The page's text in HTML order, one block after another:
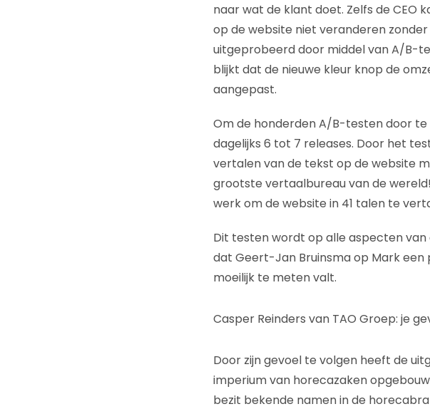
naar wat de klant doet. Zelfs de CEO
op de website niet veranderen
uitgeprobeerd door middel van A/B-
blijkt dat de nieuwe kleur knop de
aangepast.
Om de honderden A/B-testen door
dagelijks 6 tot 7 releases. Door het
vertalen van de tekst op de website
grootste vertaalbureau van de
werk om de website in 41 talen te
Dit testen wordt op alle aspecten van
dat Geert-Jan Bruinsma op Mark
moeilijk te meten valt.
Casper Reinders van TAO Groep: je
Door zijn gevoel te volgen heeft de
imperium van horecazaken
bezit bekende namen in de